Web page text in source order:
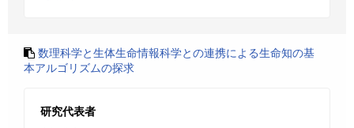
数理科学と生体生命情報科学との連携による生命知の基
本アルゴリズムの探求
研究代表者